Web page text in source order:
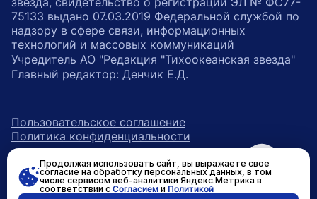
75133 выдано 07.03.2019 Федеральной службой по
надзору в сфере связи, информационных
технологий и массовых коммуникаций
Учредитель АО "Редакция "Тихоокеанская звезда"
Главный редактор: Денчик Е.Д.
Пользовательское соглашение
Политика конфиденциальности
ссылка на главную
возрастное ограничение 16+
Продолжая использовать сайт, вы выражаете свое
согласие на обработку персональных данных, в том
числе сервисом веб-аналитики Яндекс.Метрика в
соответствии с Согласиеми Политикой